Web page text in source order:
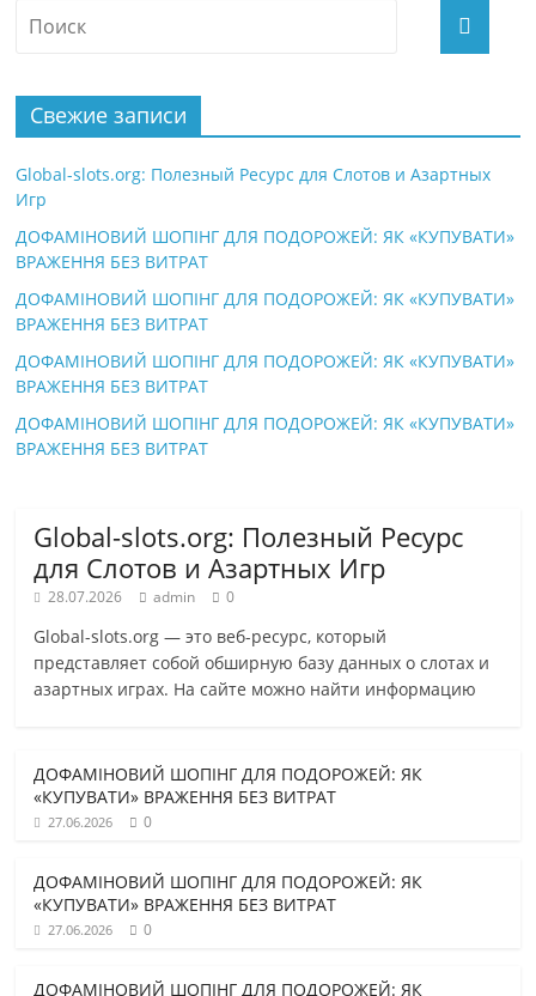
Свежие записи
Global-slots.org: Полезный Ресурс для Слотов и Азартных
Игр
ДОФАМІНОВИЙ ШОПІНГ ДЛЯ ПОДОРОЖЕЙ: ЯК «КУПУВАТИ»
ВРАЖЕННЯ БЕЗ ВИТРАТ
ДОФАМІНОВИЙ ШОПІНГ ДЛЯ ПОДОРОЖЕЙ: ЯК «КУПУВАТИ»
ВРАЖЕННЯ БЕЗ ВИТРАТ
ДОФАМІНОВИЙ ШОПІНГ ДЛЯ ПОДОРОЖЕЙ: ЯК «КУПУВАТИ»
ВРАЖЕННЯ БЕЗ ВИТРАТ
ДОФАМІНОВИЙ ШОПІНГ ДЛЯ ПОДОРОЖЕЙ: ЯК «КУПУВАТИ»
ВРАЖЕННЯ БЕЗ ВИТРАТ
Global-slots.org: Полезный Ресурс
для Слотов и Азартных Игр
28.07.2026 admin 0
Global-slots.org — это веб-ресурс, который
представляет собой обширную базу данных о слотах и
азартных играх. На сайте можно найти информацию
ДОФАМІНОВИЙ ШОПІНГ ДЛЯ ПОДОРОЖЕЙ: ЯК
«КУПУВАТИ» ВРАЖЕННЯ БЕЗ ВИТРАТ
27.06.2026 0
ДОФАМІНОВИЙ ШОПІНГ ДЛЯ ПОДОРОЖЕЙ: ЯК
«КУПУВАТИ» ВРАЖЕННЯ БЕЗ ВИТРАТ
27.06.2026 0
ДОФАМІНОВИЙ ШОПІНГ ДЛЯ ПОДОРОЖЕЙ: ЯК